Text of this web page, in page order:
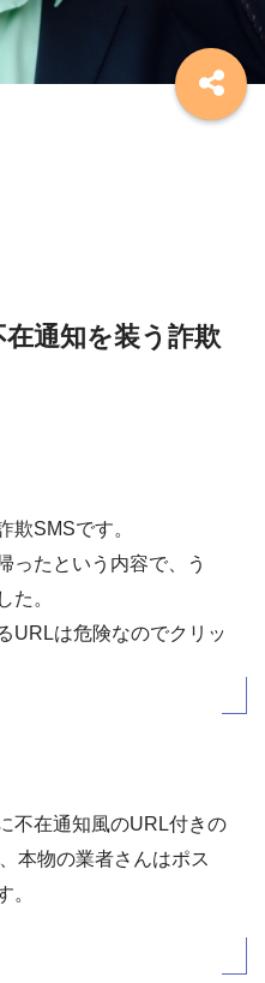
通知を装う詐欺
欺SMSです。
ったという内容で、う
た。
URLは危険なのでクリッ
不在通知風のURL付きの
本物の業者さんはポス
。